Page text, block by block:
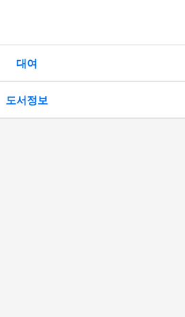
대여
도서정보